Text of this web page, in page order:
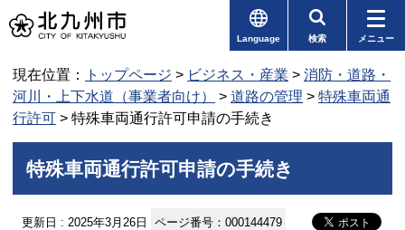
Language 検索 メニュー
現在位置： トップページ > ビジネス・産業 > 消防・道路・
河川・上下水道（事業者向け）
> 道路の管理 > 特殊車両通
行許可 > 特殊車両通行許可申請の手続き
特殊車両通行許可申請の手続き
更新日 : 2025年3月26日 ページ番号：000144479